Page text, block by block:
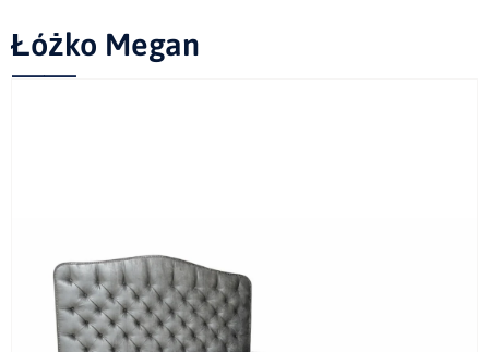
Łóżko Megan